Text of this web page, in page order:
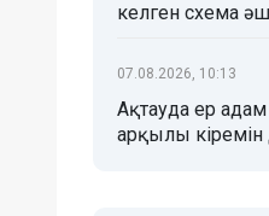
келген схема
07.08.2026, 10:13
Ақтауда ер
арқылы кіремін